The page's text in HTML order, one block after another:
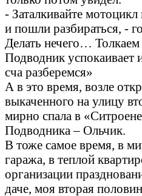
- Заталкивайте
и пошли разбираться, -
Делать нечего… Толкаем
Подводник успокаивает
сча разберемся»
А в это время, возле
выкаченного на улицу
мирно спала в
Подводника – Ольчик.
В тоже самое время, в
гаража, в теплой
организации
даче, моя вторая